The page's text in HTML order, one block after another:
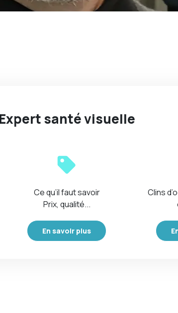
Expert santé visuelle
Ce qu’il faut savoir
Prix, qualité...
En savoir plus
Clins